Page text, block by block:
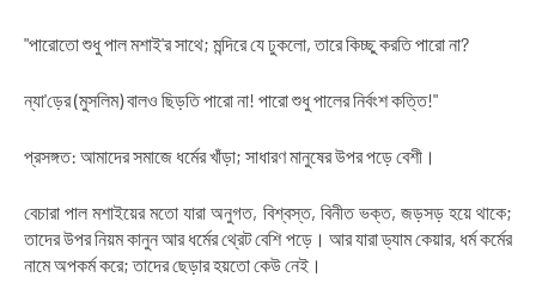
"পারোতো শুধু পাল মশাই'র সাথে; মন্দিরে যে ঢুকলো, তারে কিচ্ছু করতি পারো না?
ন্যা'ড়ের (মুসলিম) বালও ছিড়তি পারো না! পারো শুধু পালের নির্বংশ কত্তি!"
প্রসঙ্গত: আমাদের সমাজে ধর্মের খাঁড়া; সাধারণ মানুষের উপর পড়ে বেশী।
বেচারা পাল মশাইয়ের মতো যারা অনুগত, বিশ্বস্ত, বিনীত ভক্ত, জড়সড় হয়ে থাকে;
তাদের উপর নিয়ম কানুন আর ধর্মের থ্রেট বেশি পড়ে। আর যারা ড্যাম কেয়ার, ধর্ম কর্মের
নামে অপকর্ম করে; তাদের ছেড়ার হয়তো কেউ নেই।